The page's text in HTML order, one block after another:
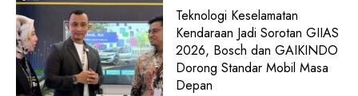
Teknologi Keselamatan
Kendaraan Jadi Sorotan GIIAS
2026, Bosch dan GAIKINDO
Dorong Standar Mobil Masa
Depan